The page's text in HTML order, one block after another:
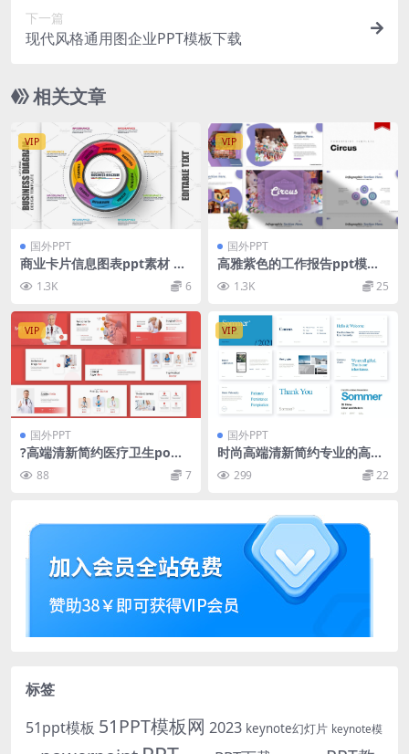
下一篇
现代风格通用图企业PPT模板下载
相关文章
VIP
国外PPT
商业卡片信息图表ppt素材 Bu
siness Circle Diagram Infog
raphic
1.3K 6
VIP
国外PPT
高雅紫色的工作报告ppt模板
下载 [PPTX]
1.3K 25
VIP
国外PPT
?高端清新简约医疗卫生powe
rpoint幻灯片演示模板（ppt
x）88 7
VIP
国外PPT
时尚高端清新简约专业的高品
质品牌指南手册VI设计power
point幻灯片演示模板（ppt
299 22
标签
51ppt模板 51PPT模板网 2023 keynote幻灯片 keynote模